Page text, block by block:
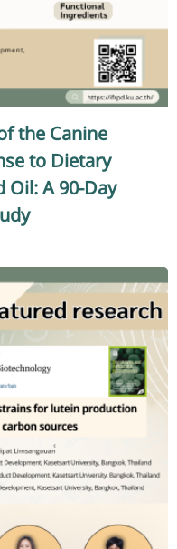
the Canine
to Dietary
Oil: A 90-Day